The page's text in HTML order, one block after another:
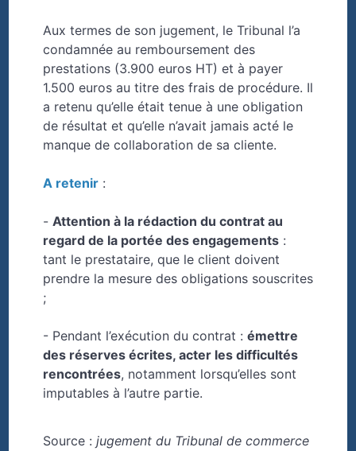
Aux termes de son jugement, le Tribunal l’a
condamnée au remboursement des
prestations (3.900 euros HT) et à payer
1.500 euros au titre des frais de procédure. Il
a retenu qu’elle était tenue à une obligation
de résultat et qu’elle n’avait jamais acté le
manque de collaboration de sa cliente.
A retenir:
- Attention à la rédaction du contrat au
regard de la portée des engagements:
tant le prestataire, que le client doivent
prendre la mesure des obligations souscrites
;
- Pendant l’exécution du contrat : émettre
des réserves écrites, acter les difficultés
rencontrées, notamment lorsqu’elles sont
imputables à l’autre partie.
Source : jugement du Tribunal de commerce